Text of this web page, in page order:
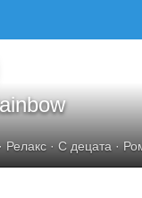
· Релакс · С децата ·